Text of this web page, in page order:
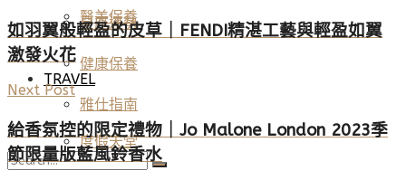
醫美保養
TRAVEL
度假天堂
星座運勢
健康保養
雅仕指南
如羽翼般輕盈的皮草｜FENDI精湛工藝與輕盈如翼
激發火花
Next Post
給香氛控的限定禮物｜Jo Malone London 2023季
節限量版藍風鈴香水